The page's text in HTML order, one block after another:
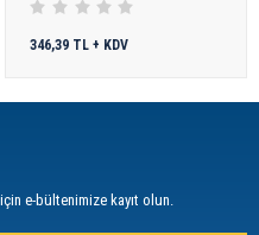
346,39 TL + KDV
e-bültenimize kayıt olun.